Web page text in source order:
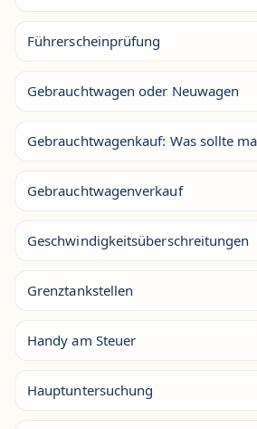
Führerscheinprüfung
Gebrauchtwagen oder Neuwagen
Gebrauchtwagenkauf: Was sollte
Gebrauchtwagenverkauf
Geschwindigkeitsüberschreitungen
Grenztankstellen
Handy am Steuer
Hauptuntersuchung